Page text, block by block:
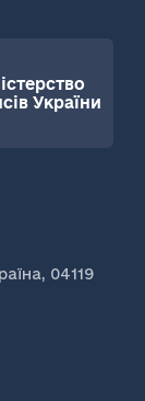
України
04119